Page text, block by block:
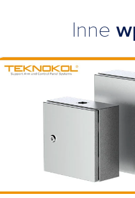
Inne